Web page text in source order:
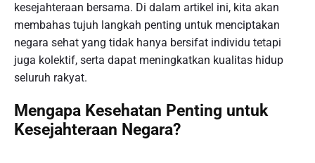
kesejahteraan bersama. Di dalam artikel ini, kita akan
membahas tujuh langkah penting untuk menciptakan
negara sehat yang tidak hanya bersifat individu tetapi
juga kolektif, serta dapat meningkatkan kualitas hidup
seluruh rakyat.
Mengapa Kesehatan Penting untuk
Kesejahteraan Negara?